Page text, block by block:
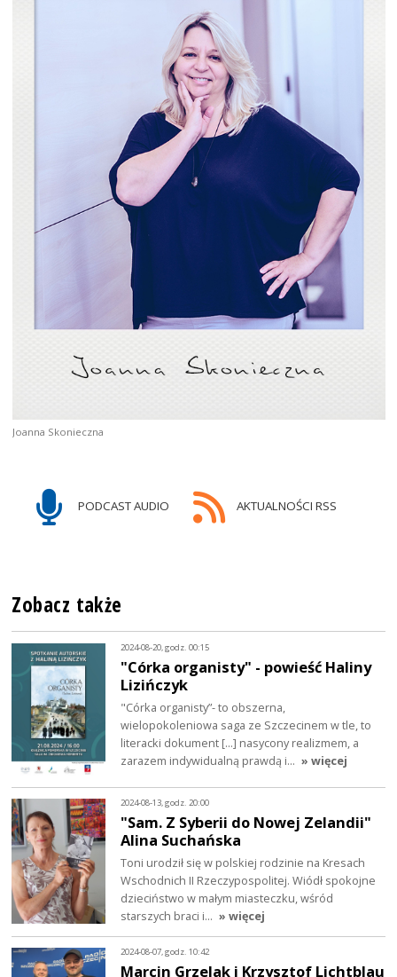
Joanna Skonieczna
PODCAST AUDIO AKTUALNOŚCI RSS
Zobacz także
2024-08-20, godz. 00:15
"Córka organisty" - powieść Haliny
Lizińczyk
"Córka organisty”- to obszerna,
wielopokoleniowa saga ze Szczecinem w tle, to
literacki dokument [...] nasycony realizmem, a
zarazem indywidualną prawdą i… » więcej
2024-08-13, godz. 20:00
"Sam. Z Syberii do Nowej Zelandii"
Alina Suchańska
Toni urodził się w polskiej rodzinie na Kresach
Wschodnich II Rzeczypospolitej. Wiódł spokojne
dzieciństwo w małym miasteczku, wśród
starszych braci i… » więcej
2024-08-07, godz. 10:42
Marcin Grzelak i Krzysztof Lichtblau